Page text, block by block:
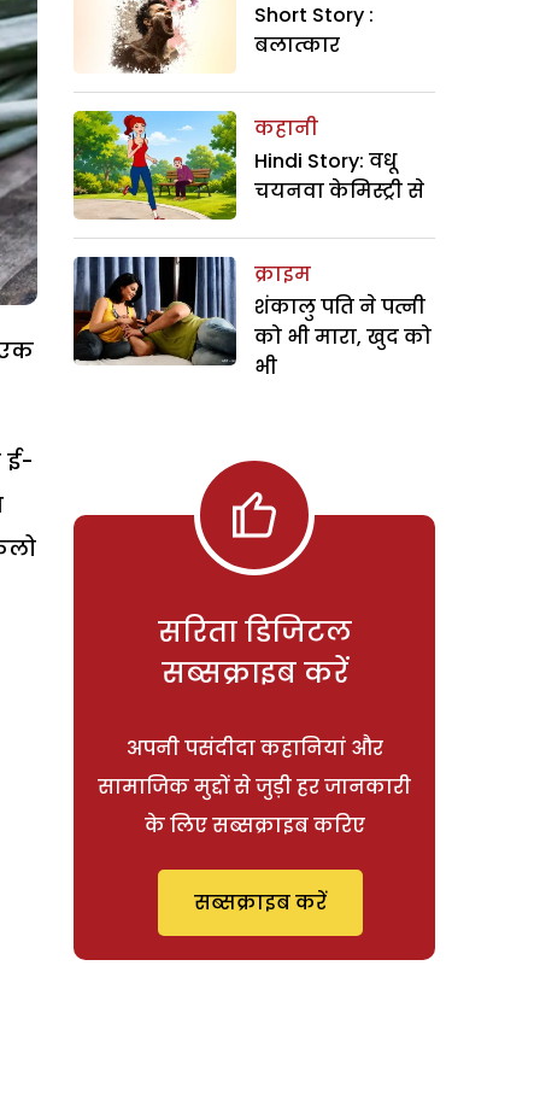
एक
ई-
Short Story :
बलात्कार
कहानी
Hindi Story: वधू
चयनवा केमिस्ट्री से
क्राइम
शंकालु पति ने पत्नी
को भी मारा, खुद को
भी
सरिता डिजिटल
सब्सक्राइब करें
अपनी पसंदीदा कहानियां और
सामाजिक मुद्दों से जुड़ी हर जानकारी
के लिए सब्सक्राइब करिए
सब्सक्राइब करें